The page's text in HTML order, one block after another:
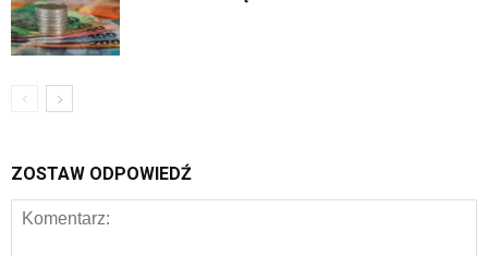
ZOSTAW ODPOWIEDŹ